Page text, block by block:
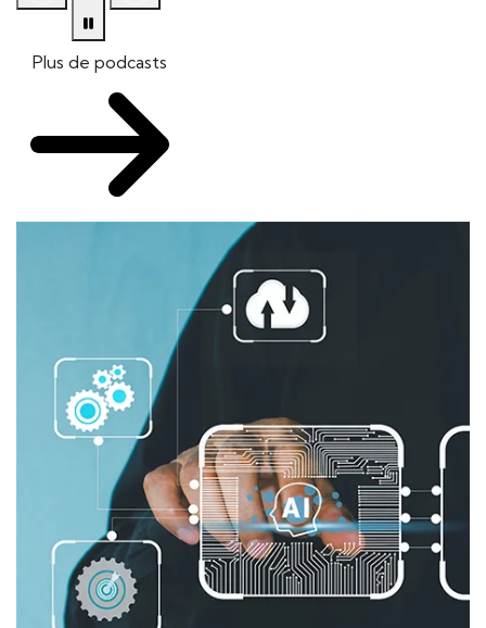
Plus de podcasts